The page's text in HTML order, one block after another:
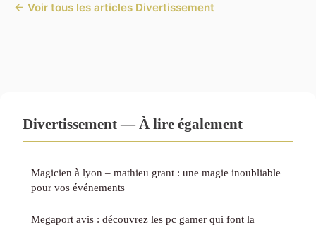
← Voir tous les articles Divertissement
Divertissement — À lire également
Magicien à lyon – mathieu grant : une magie inoubliable
pour vos événements
Megaport avis : découvrez les pc gamer qui font la